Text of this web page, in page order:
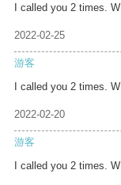
I called you 2 times. W
2022-02-25
游客
I called you 2 times. W
2022-02-20
游客
I called you 2 times. W